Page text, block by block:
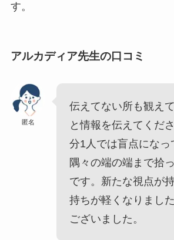
す。
アルカディア先生の口コミ
匿名
伝えてない所も観え
と情報を伝えてくだ
分1人では盲点になっ
隅々の端の端まで拾
です。新たな視点が
持ちが軽くなりまし
ございました。